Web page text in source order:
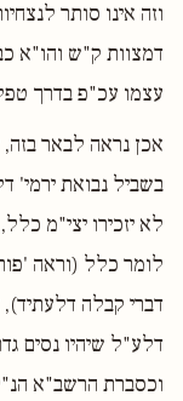
וזה אינו סותר
דמצוות ק"ש והו"א
עצמו עכ"פ בדרך
אכן נראה לבאר בזה,
בשביל נבואת ירמי'
לא יזכירו יצי"מ
לומר כלל (וראה
דברי קבלה
דלע"ל שיהיו נסים
וכסברת הרשב"א